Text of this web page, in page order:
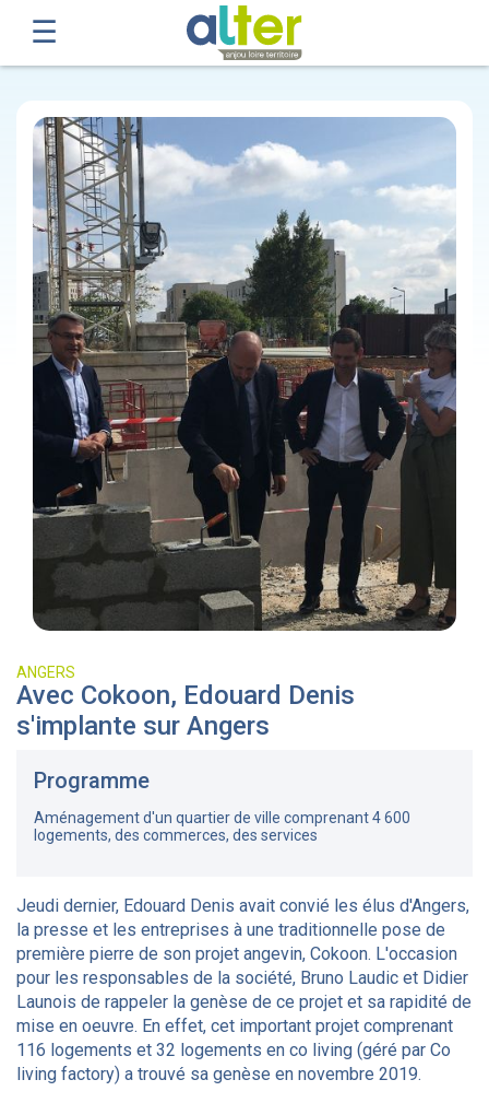
ANGERS
Avec Cokoon, Edouard Denis
s'implante sur Angers
Programme
Aménagement d'un quartier de ville comprenant 4 600
logements, des commerces, des services
Jeudi dernier, Edouard Denis avait convié les élus d'Angers,
la presse et les entreprises à une traditionnelle pose de
première pierre de son projet angevin, Cokoon. L'occasion
pour les responsables de la société, Bruno Laudic et Didier
Launois de rappeler la genèse de ce projet et sa rapidité de
mise en oeuvre. En effet, cet important projet comprenant
116 logements et 32 logements en co living (géré par Co
living factory) a trouvé sa genèse en novembre 2019.